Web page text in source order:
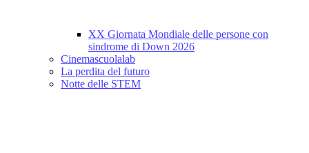
XX Giornata Mondiale delle persone con
sindrome di Down 2026
Cinemascuolalab
La perdita del futuro
Notte delle STEM